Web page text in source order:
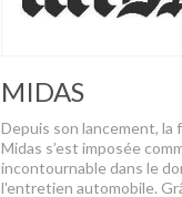
MIDAS
Depuis son lancement, la
Midas s’est imposée
incontournable dans le
l'entretien automobile.